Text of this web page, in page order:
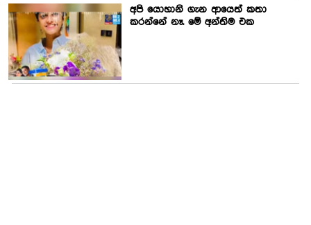
අපි යොහානි ගැන ආයෙත් කතා
කරන්නේ නෑ. මේ අන්තිම එක